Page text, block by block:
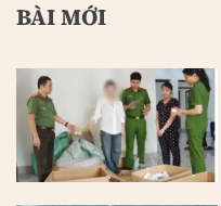
BÀI MỚI